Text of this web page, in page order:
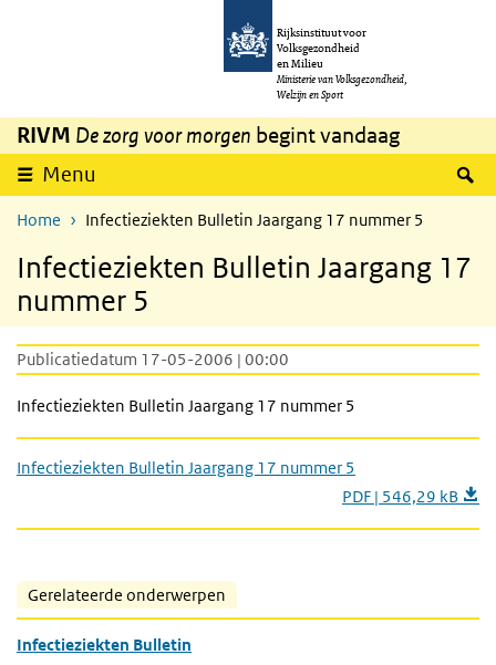
Overslaan en naar de inhoud gaan
Rijksinstituut voor
Volksgezondheid
en Milieu
Ministerie van Volksgezondheid,
Welzijn en Sport
RIVM De zorg voor morgen begint vandaag
Menu
Home Infectieziekten Bulletin Jaargang 17 nummer 5
Infectieziekten Bulletin Jaargang 17
nummer 5
Publicatiedatum 17-05-2006 | 00:00
Infectieziekten Bulletin Jaargang 17 nummer 5
Infectieziekten Bulletin Jaargang 17 nummer 5
PDF | 546,29 kB
Gerelateerde onderwerpen
Infectieziekten Bulletin